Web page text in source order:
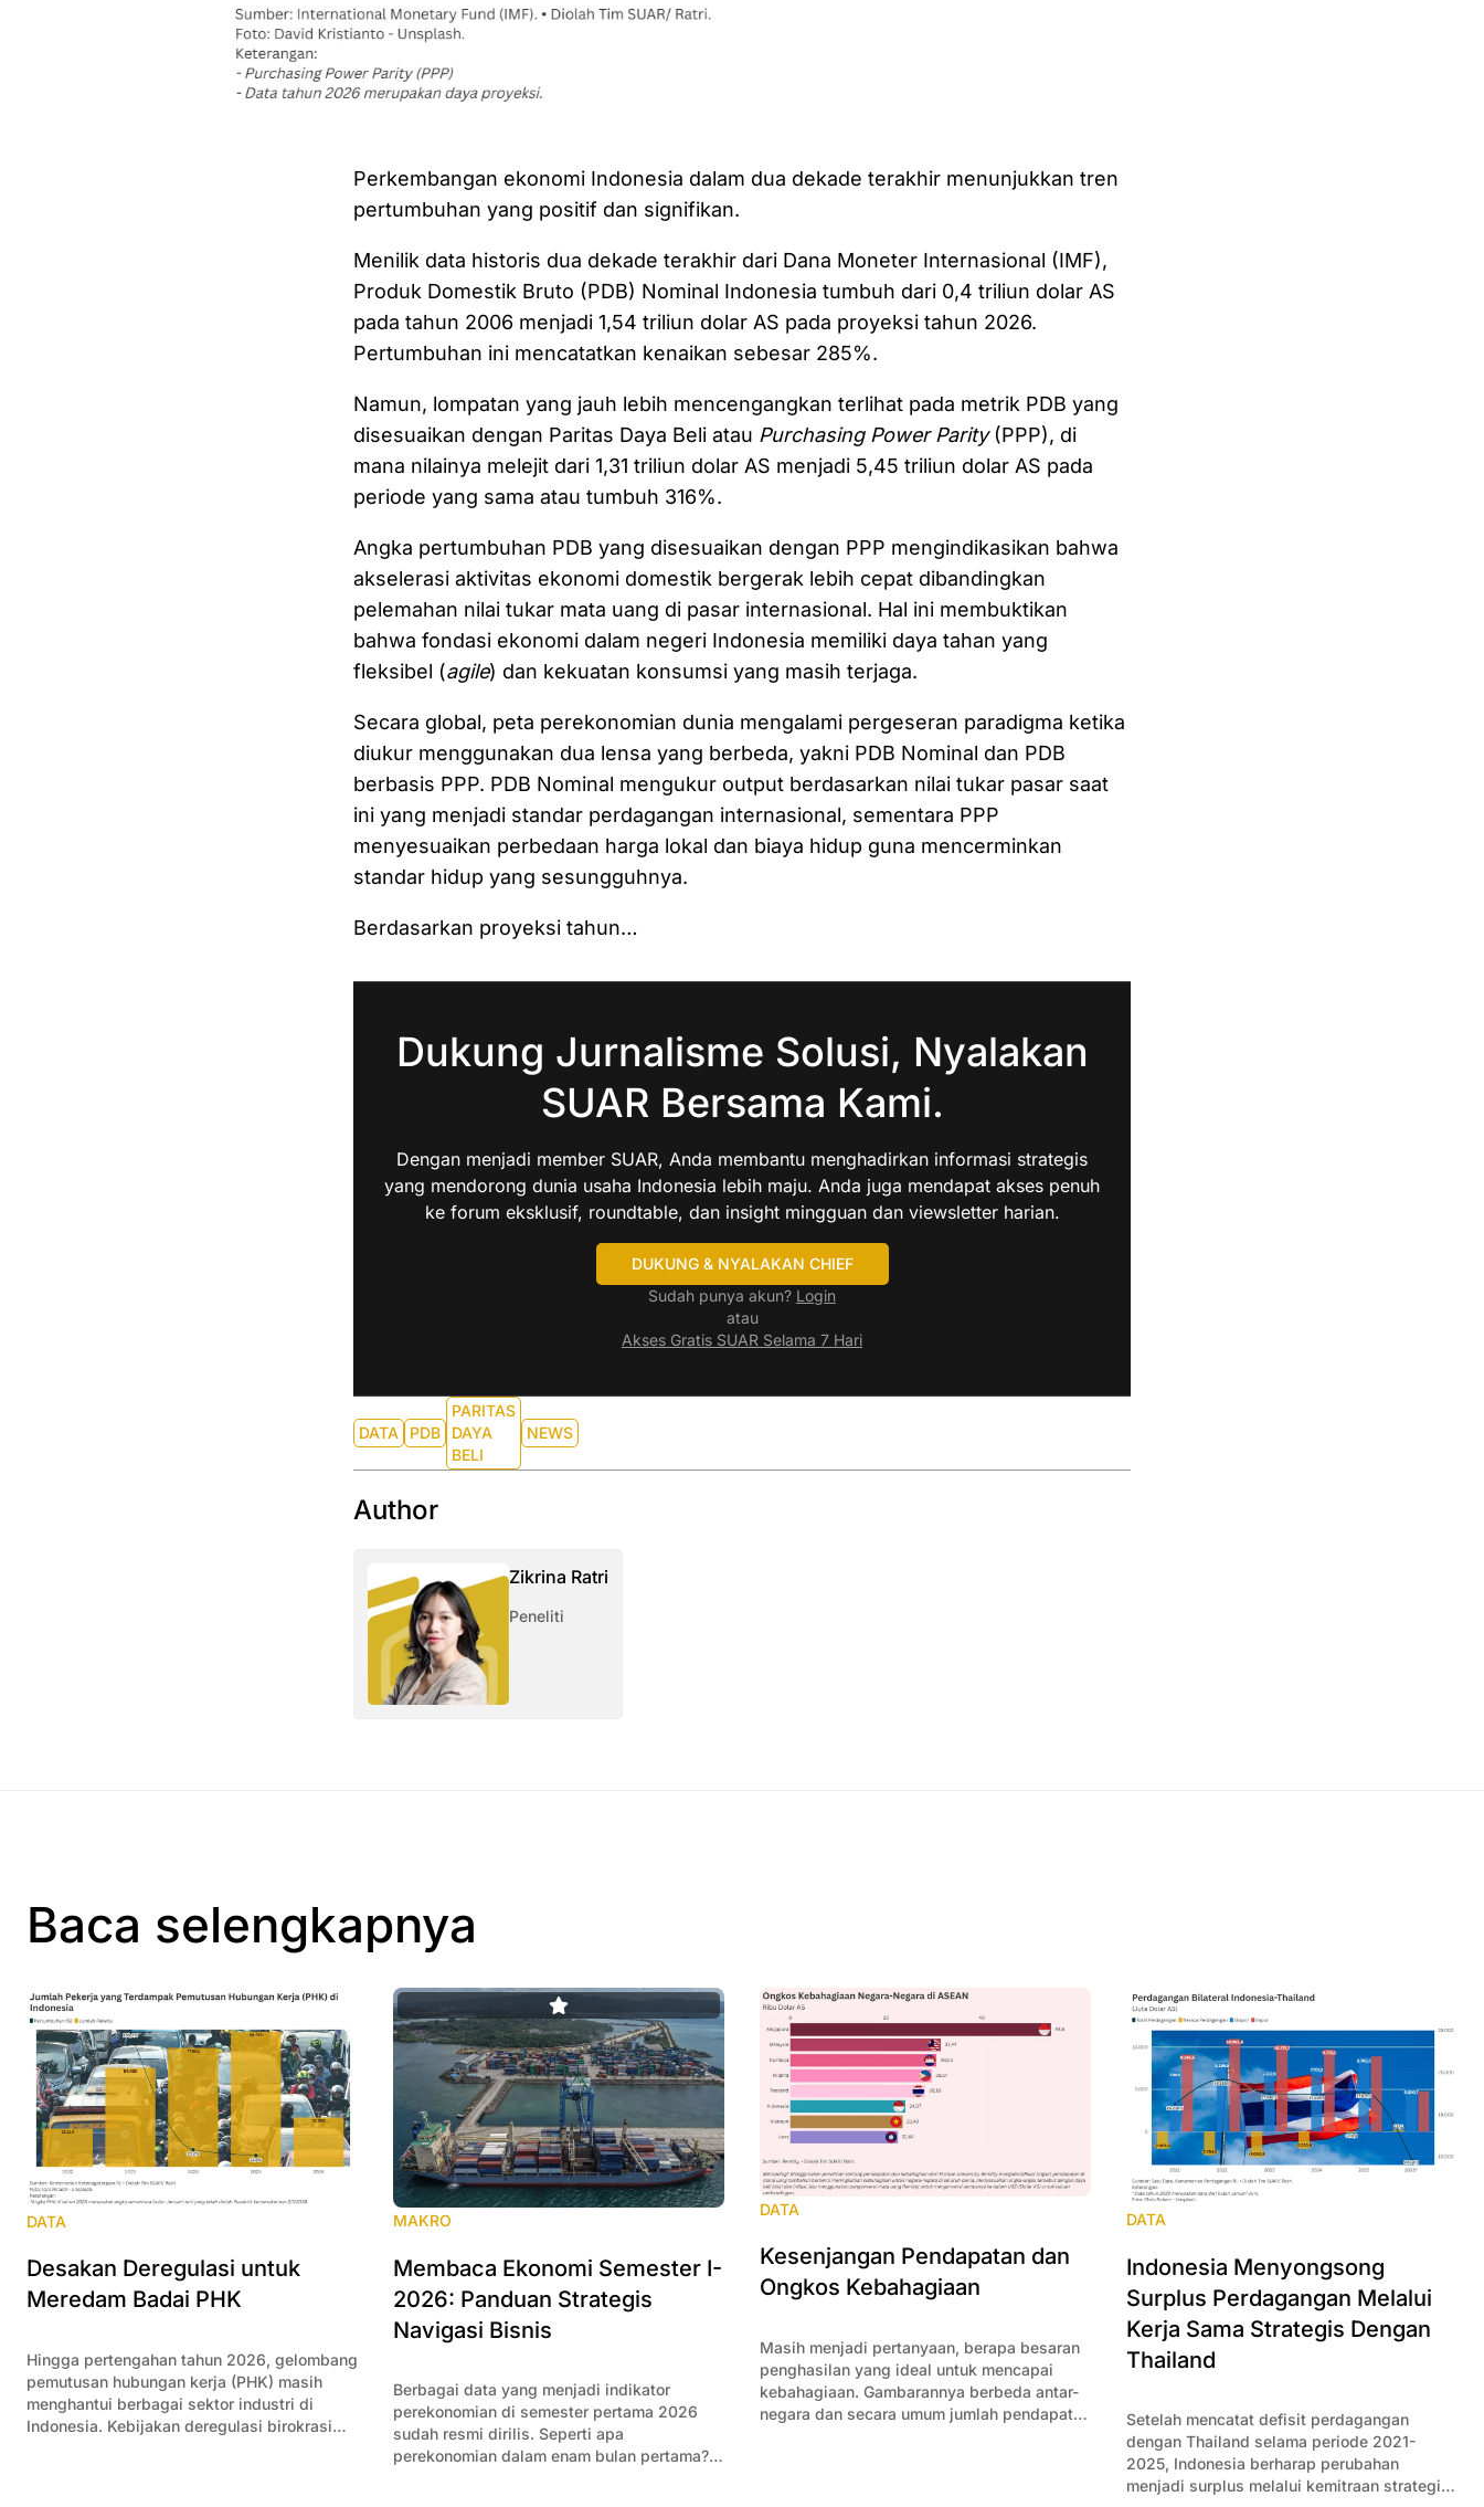
Perkembangan ekonomi Indonesia dalam dua dekade terakhir menunjukkan tren
pertumbuhan yang positif dan signifikan.
Menilik data historis dua dekade terakhir dari Dana Moneter Internasional (IMF),
Produk Domestik Bruto (PDB) Nominal Indonesia tumbuh dari 0,4 triliun dolar AS
pada tahun 2006 menjadi 1,54 triliun dolar AS pada proyeksi tahun 2026.
Pertumbuhan ini mencatatkan kenaikan sebesar 285%.
Namun, lompatan yang jauh lebih mencengangkan terlihat pada metrik PDB yang
disesuaikan dengan Paritas Daya Beli atau Purchasing Power Parity(PPP), di
mana nilainya melejit dari 1,31 triliun dolar AS menjadi 5,45 triliun dolar AS pada
periode yang sama atau tumbuh 316%.
Angka pertumbuhan PDB yang disesuaikan dengan PPP mengindikasikan bahwa
akselerasi aktivitas ekonomi domestik bergerak lebih cepat dibandingkan
pelemahan nilai tukar mata uang di pasar internasional. Hal ini membuktikan
bahwa fondasi ekonomi dalam negeri Indonesia memiliki daya tahan yang
fleksibel (agile) dan kekuatan konsumsi yang masih terjaga.
Secara global, peta perekonomian dunia mengalami pergeseran paradigma ketika
diukur menggunakan dua lensa yang berbeda, yakni PDB Nominal dan PDB
berbasis PPP. PDB Nominal mengukur output berdasarkan nilai tukar pasar saat
ini yang menjadi standar perdagangan internasional, sementara PPP
menyesuaikan perbedaan harga lokal dan biaya hidup guna mencerminkan
standar hidup yang sesungguhnya.
Berdasarkan proyeksi tahun…
Dukung Jurnalisme Solusi, Nyalakan
SUAR Bersama Kami.
Dengan menjadi member SUAR, Anda membantu menghadirkan informasi strategis
yang mendorong dunia usaha Indonesia lebih maju. Anda juga mendapat akses penuh
ke forum eksklusif, roundtable, dan insight mingguan dan viewsletter harian.
DUKUNG & NYALAKAN CHIEF
Sudah punya akun? Login
atau
Akses Gratis SUAR Selama 7 Hari
DATA PDB
PARITAS
DAYA
BELI
NEWS
Author
Zikrina Ratri
Peneliti
Baca selengkapnya
DATA
Desakan Deregulasi untuk
Meredam Badai PHK
Hingga pertengahan tahun 2026, gelombang
pemutusan hubungan kerja (PHK) masih
menghantui berbagai sektor industri di
Indonesia. Kebijakan deregulasi birokrasi
MAKRO
Membaca Ekonomi Semester I-
2026: Panduan Strategis
Navigasi Bisnis
Berbagai data yang menjadi indikator
perekonomian di semester pertama 2026
sudah resmi dirilis. Seperti apa
perekonomian dalam enam bulan pertama?
DATA
Kesenjangan Pendapatan dan
Ongkos Kebahagiaan
Masih menjadi pertanyaan, berapa besaran
penghasilan yang ideal untuk mencapai
kebahagiaan. Gambarannya berbeda antar-
negara dan secara umum jumlah pendapatan
DATA
Indonesia Menyongsong
Surplus Perdagangan Melalui
Kerja Sama Strategis Dengan
Thailand
Setelah mencatat defisit perdagangan
dengan Thailand selama periode 2021-
2025, Indonesia berharap perubahan
menjadi surplus melalui kemitraan strategis